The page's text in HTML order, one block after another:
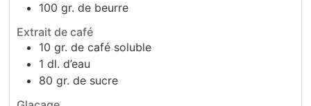
100 gr. de beurre
Extrait de café
10 gr. de café soluble
1 dl. d’eau
80 gr. de sucre